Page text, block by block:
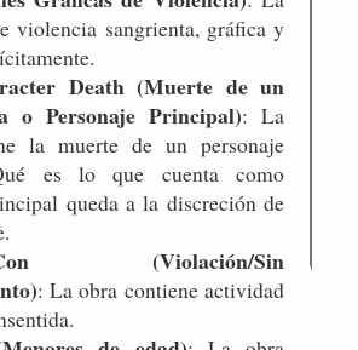
violencia sangrienta, gráfica y
Death (Muerte de un
o Personaje Principal): La
la muerte de un personaje
es lo que cuenta como
queda a la discreción de
Con (Violación/Sin
: La obra contiene actividad